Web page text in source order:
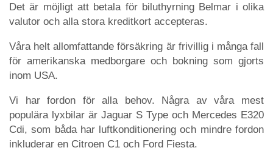
Det är möjligt att betala för biluthyrning Belmar i olika
valutor och alla stora kreditkort accepteras.
Våra helt allomfattande försäkring är frivillig i många fall
för amerikanska medborgare och bokning som gjorts
inom USA.
Vi har fordon för alla behov. Några av våra mest
populära lyxbilar är Jaguar S Type och Mercedes E320
Cdi, som båda har luftkonditionering och mindre fordon
inkluderar en Citroen C1 och Ford Fiesta.